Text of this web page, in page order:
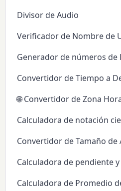
Divisor de Audio
Verificador de Nombre de
Generador de números de
Convertidor de Tiempo a
🌐 Convertidor de Zona
Calculadora de notación
Convertidor de Tamaño de
Calculadora de pendiente
Calculadora de Promedio